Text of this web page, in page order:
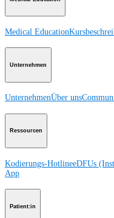
Medical Education
Unternehmen
UnternehmenÜber uns
Ressourcen
Kodierungs-HotlineeDFUs
App
Patient:in